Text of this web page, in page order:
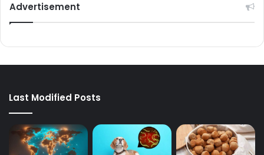
Advertisement
Last Modified Posts